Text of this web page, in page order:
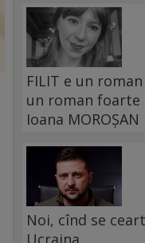
FILIT e un
un roman foarte
Ioana MOROȘAN
Noi, cînd se